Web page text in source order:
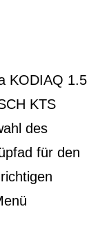
KODIAQ 1.5
KTS
des
für den